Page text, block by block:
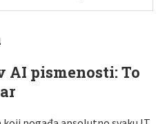
AI pismenosti: To